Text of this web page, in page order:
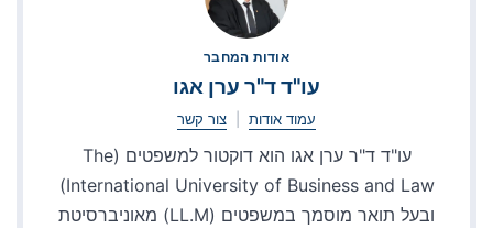
אודות המחבר
עו"ד ד"ר ערן אגו
עמוד אודות צור קשר
עו"ד ד"ר ערן אגו הוא דוקטור למשפטים (The
International University of Business and Law)
ובעל תואר מוסמך במשפטים (LL.M) מאוניברסיטת